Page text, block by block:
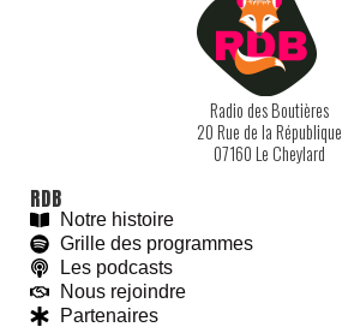
Radio des Boutières
20 Rue de la République
07160 Le Cheylard
RDB
Notre histoire
Grille des programmes
Les podcasts
Nous rejoindre
Partenaires